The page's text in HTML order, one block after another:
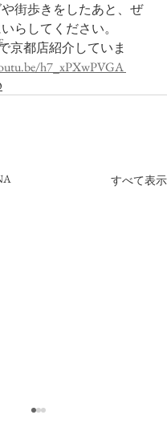
街歩きをしたあと、ぜ
らしてください。
京都店紹介していま
h7_xPXwPVGA
すべて表示